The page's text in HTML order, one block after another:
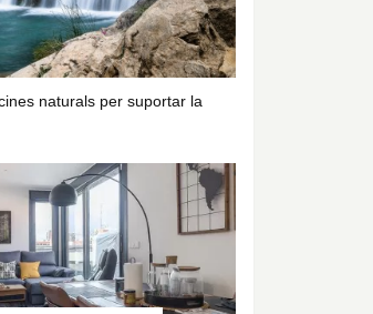
naturals per suportar la